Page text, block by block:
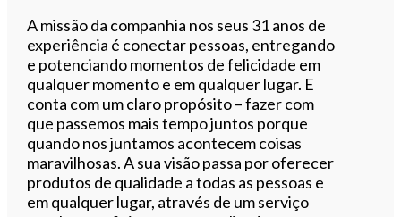
A missão da companhia nos seus 31 anos de
experiência é conectar pessoas, entregando
e potenciando momentos de felicidade em
qualquer momento e em qualquer lugar. E
conta com um claro propósito – fazer com
que passemos mais tempo juntos porque
quando nos juntamos acontecem coisas
maravilhosas. A sua visão passa por oferecer
produtos de qualidade a todas as pessoas e
em qualquer lugar, através de um serviço